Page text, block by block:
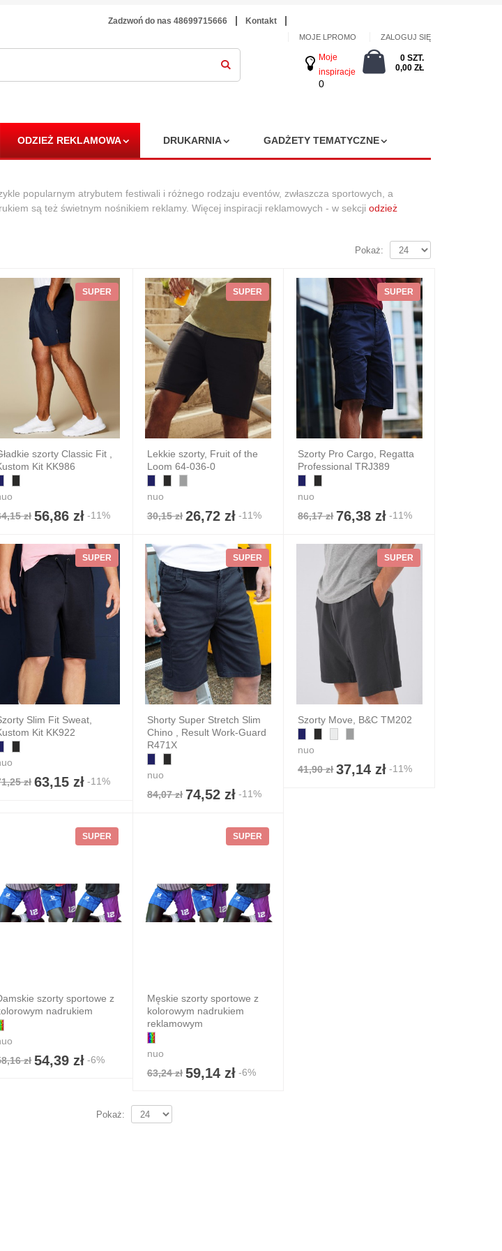
Zadzwoń do nas 48699715666 Kontakt
MOJE LPROMO ZALOGUJ SIĘ
Moje
inspiracje
0
0 SZT.
0,00 ZŁ
ODZIEŻ REKLAMOWA DRUKARNIA GADŻETY TEMATYCZNE
popularnym atrybutem festiwali i różnego rodzaju eventów, zwłaszcza sportowych, a
są też świetnym nośnikiem reklamy. Więcej inspiracji reklamowych - w sekcji odzież
Pokaż:
SUPER
szorty Classic Fit ,
Kit KK986
zł 56,86 zł -11%
SUPER
Lekkie szorty, Fruit of the
Loom 64-036-0
nuo
30,15 zł 26,72 zł-11%
SUPER
Szorty Pro Cargo, Regatta
Professional TRJ389
nuo
86,17 zł 76,38 zł -11%
SUPER
Slim Fit Sweat,
Kit KK922
zł 63,15 zł -11%
SUPER
Shorty Super Stretch Slim
Chino , Result Work-Guard
R471X
nuo
84,07 zł 74,52 zł-11%
SUPER
Szorty Move, B&C TM202
nuo
41,90 zł 37,14 zł -11%
SUPER
szorty sportowe z
nadrukiem
zł 54,39 zł -6%
SUPER
Męskie szorty sportowe z
kolorowym nadrukiem
reklamowym
nuo
63,24 zł 59,14 zł-6%
Pokaż: